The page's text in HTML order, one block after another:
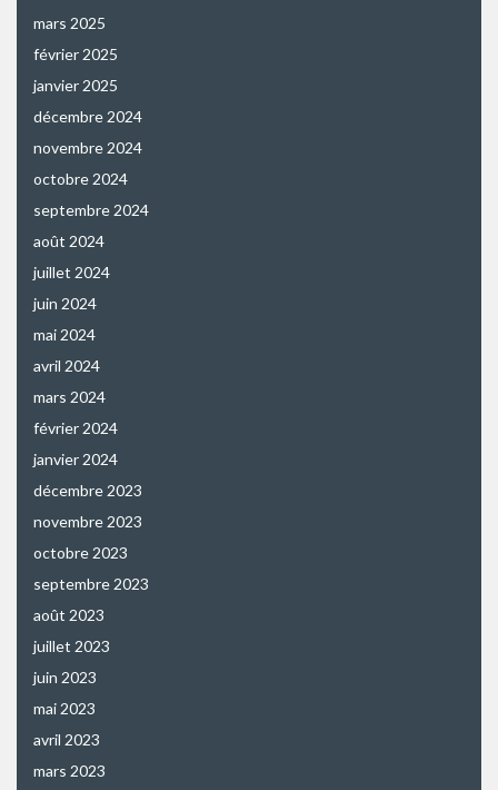
mars 2025
février 2025
janvier 2025
décembre 2024
novembre 2024
octobre 2024
septembre 2024
août 2024
juillet 2024
juin 2024
mai 2024
avril 2024
mars 2024
février 2024
janvier 2024
décembre 2023
novembre 2023
octobre 2023
septembre 2023
août 2023
juillet 2023
juin 2023
mai 2023
avril 2023
mars 2023